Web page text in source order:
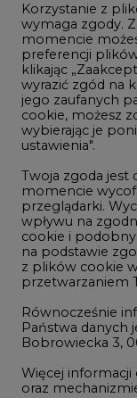
Innowacje i AI
Handel
Wodór
Górnictwo
Atom
Fotowoltaika
Offshore wind
Zielone
Zielona
Korzystanie z
wymaga zgody.
momencie
preferencji
klikając
wyrazić zgód na
jego zaufanych
cookie, możesz
wybierając je
ustawienia".
Twoja zgoda
momencie
przeglądarki.
wpływu na
cookie i
na podstawie
z plików cookie
przetwarzaniem
Równocześnie
Państwa danych
Bobrowiecka 3,
Więcej
oraz